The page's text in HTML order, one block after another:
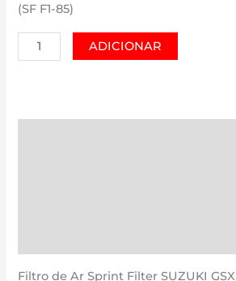
(SF F1-85)
Quantidade
de
ADICIONAR
Filtro de Ar Sprint Filter SUZUKI